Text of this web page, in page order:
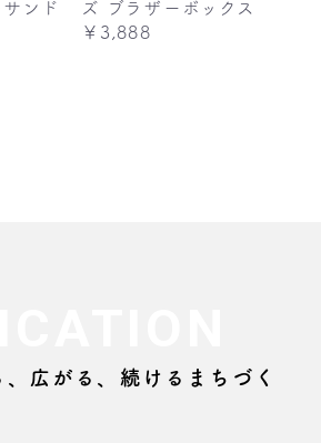
ンド
ズ ブラザーボックス
￥3,888
広がる、続けるまちづく